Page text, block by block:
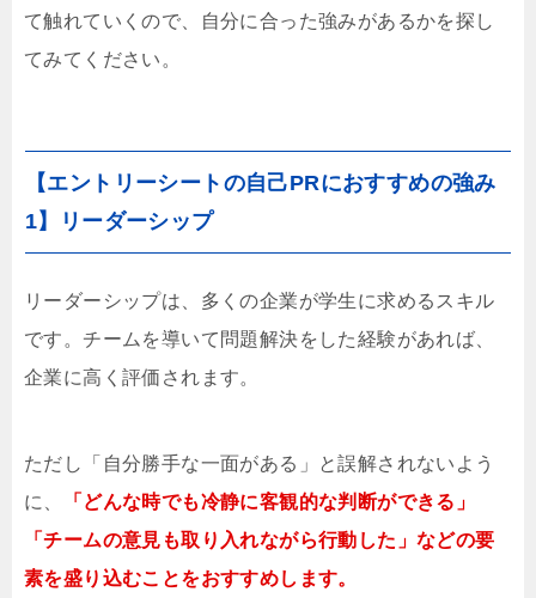
て触れていくので、自分に合った強みがあるかを探し
てみてください。
【エントリーシートの自己PRにおすすめの強み
1】リーダーシップ
リーダーシップは、多くの企業が学生に求めるスキル
です。チームを導いて問題解決をした経験があれば、
企業に高く評価されます。
ただし「自分勝手な一面がある」と誤解されないよう
に、
「どんな時でも冷静に客観的な判断ができる」
「チームの意見も取り入れながら行動した」などの要
素を盛り込むことをおすすめします。